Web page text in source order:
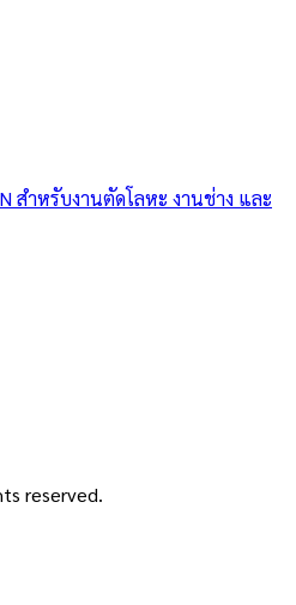
สำหรับงานตัดโลหะ งานช่าง และ
reserved.